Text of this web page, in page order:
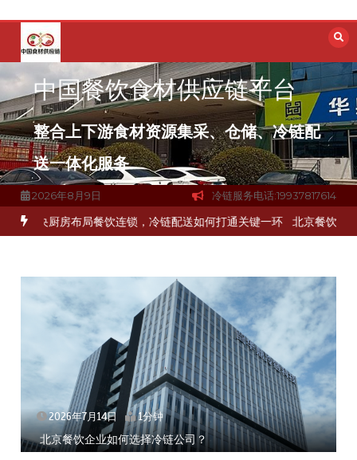
容
中国餐饮食材供应链平台
整合上下游食材资源集采、仓储、冷链配
送一体化服务
2026年8月9日 冷链服务电话:19937817614
食材流通难题？ 杭州中央厨房布局餐饮连锁，冷链配送如何打通关键
2026年7月14日 1分钟
北京餐饮企业如何选择冷链公司？